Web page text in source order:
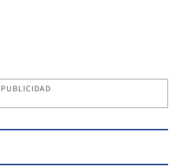
PUBLICIDAD